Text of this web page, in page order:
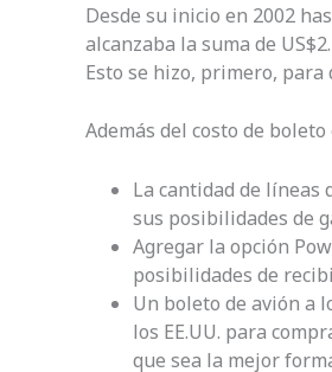
Desde su inicio en 2002
alcanzaba la suma de
Esto se hizo, primero,
Además del costo de
La cantidad de líneas
sus posibilidades de
Agregar la opción
posibilidades de
Un boleto de avión a
los EE.UU. para
que sea la mejor